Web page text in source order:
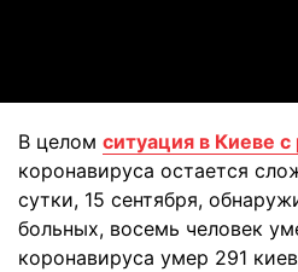
В целом ситуация в Киеве
коронавируса остается
сутки, 15 сентября,
больных, восемь человек
коронавируса умер 291